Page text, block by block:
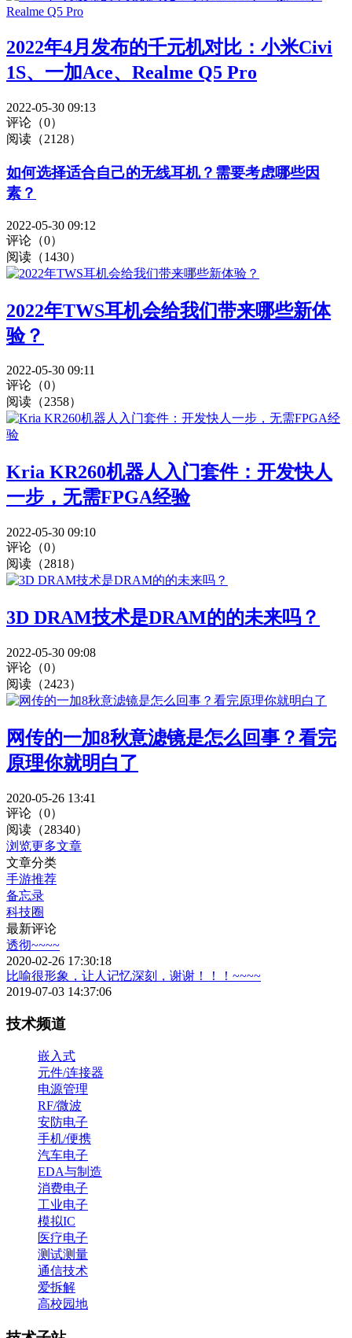
2022年4月发布的千元机对比：小米Civi
1S、一加Ace、Realme Q5 Pro
2022-05-30 09:13
评论（0）
阅读（2128）
如何选择适合自己的无线耳机？需要考虑哪些因
素？
2022-05-30 09:12
评论（0）
阅读（1430）
2022年TWS耳机会给我们带来哪些新体
验？
2022-05-30 09:11
评论（0）
阅读（2358）
Kria KR260机器人入门套件：开发快人
一步，无需FPGA经验
2022-05-30 09:10
评论（0）
阅读（2818）
3D DRAM技术是DRAM的的未来吗？
2022-05-30 09:08
评论（0）
阅读（2423）
网传的一加8秋意滤镜是怎么回事？看完
原理你就明白了
2020-05-26 13:41
评论（0）
阅读（28340）
浏览更多文章
文章分类
手游推荐
备忘录
科技圈
最新评论
透彻~~~~
2020-02-26 17:30:18
比喻很形象，让人记忆深刻，谢谢！！！~~~~
2019-07-03 14:37:06
技术频道
嵌入式
元件/连接器
电源管理
RF/微波
安防电子
手机/便携
汽车电子
EDA与制造
消费电子
工业电子
模拟IC
医疗电子
测试测量
通信技术
爱拆解
高校园地